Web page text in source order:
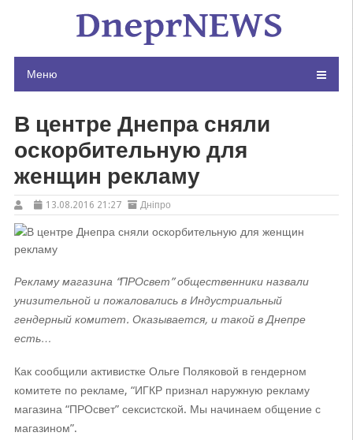
Меню
В центре Днепра сняли
оскорбительную для
женщин рекламу
13.08.2016 21:27 Дніпро
Рекламу магазина “ПРОсвет” общественники назвали
унизительной и пожаловались в Индустриальный
гендерный комитет. Оказывается, и такой в Днепре
есть…
Как сообщили активистке Ольге Поляковой в гендерном
комитете по рекламе, “ИГКР признал наружную рекламу
магазина “ПРОсвет” сексистской. Мы начинаем общение с
магазином”.